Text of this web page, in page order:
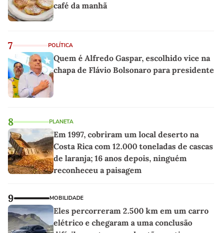
café da manhã
7 POLÍTICA
Quem é Alfredo Gaspar, escolhido vice na
chapa de Flávio Bolsonaro para presidente
8 PLANETA
Em 1997, cobriram um local deserto na
Costa Rica com 12.000 toneladas de cascas
de laranja; 16 anos depois, ninguém
reconheceu a paisagem
9 MOBILIDADE
Eles percorreram 2.500 km em um carro
elétrico e chegaram a uma conclusão